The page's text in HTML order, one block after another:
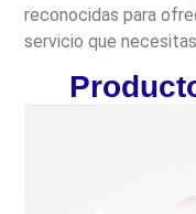
reconocidas para
servicio que